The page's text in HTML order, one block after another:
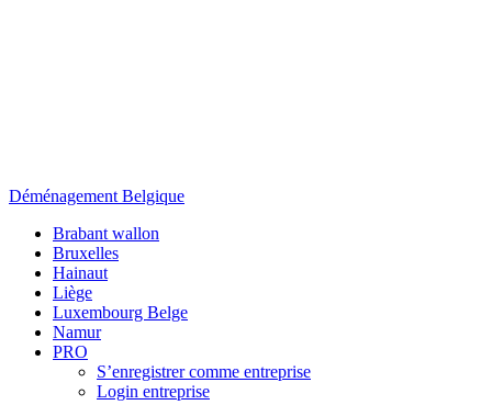
Déménagement Belgique
Brabant wallon
Bruxelles
Hainaut
Liège
Luxembourg Belge
Namur
PRO
S’enregistrer comme entreprise
Login entreprise